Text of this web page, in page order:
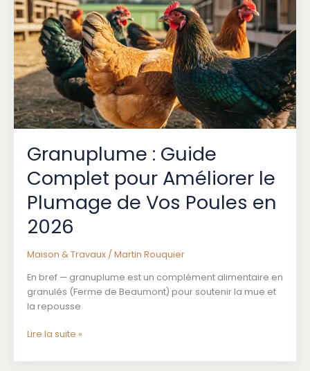
pour
choisir
meilleure
période
de
voyage
en
2026
Granuplume : Guide
Complet pour Améliorer le
Plumage de Vos Poules en
2026
Maison & Travaux/ Martin Rouquier
En bref — granuplume est un complément alimentaire en
granulés (Ferme de Beaumont) pour soutenir la mue et
la repousse
Granuplume
Guide
Lire la suite »